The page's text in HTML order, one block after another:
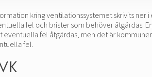
kring ventilationssystemet skrivits
fel och brister som behöver åtgärdas.
eventuella fel åtgärdas, men det är
fel.